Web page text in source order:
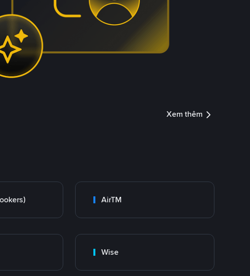
Xem thêm
AirTM
Wise